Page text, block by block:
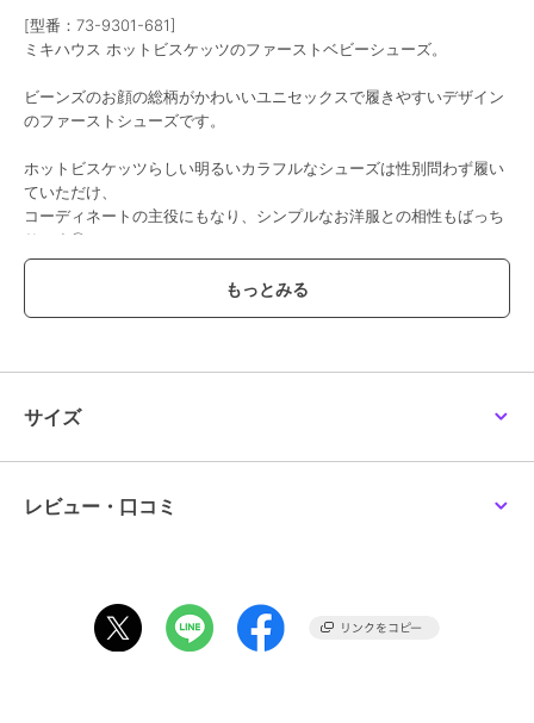
[型番：73-9301-681]
ミキハウス ホットビスケッツのファーストベビーシューズ。
ビーンズのお顔の総柄がかわいいユニセックスで履きやすいデザイン
のファーストシューズです。
ホットビスケッツらしい明るいカラフルなシューズは性別問わず履い
ていただけ、
コーディネートの主役にもなり、シンプルなお洋服との相性もばっち
りです◎
通気性の良いポリエステルメッシュ素材。
たくさん汗をかくお子さまにおすすめ。
●お名前が書けるネームタグ付き
をしっかりサポートします。
肌あたりのよい素材と設計でやさしく足を包みながら、足指を使った
サイズ
レビュー・口コミ